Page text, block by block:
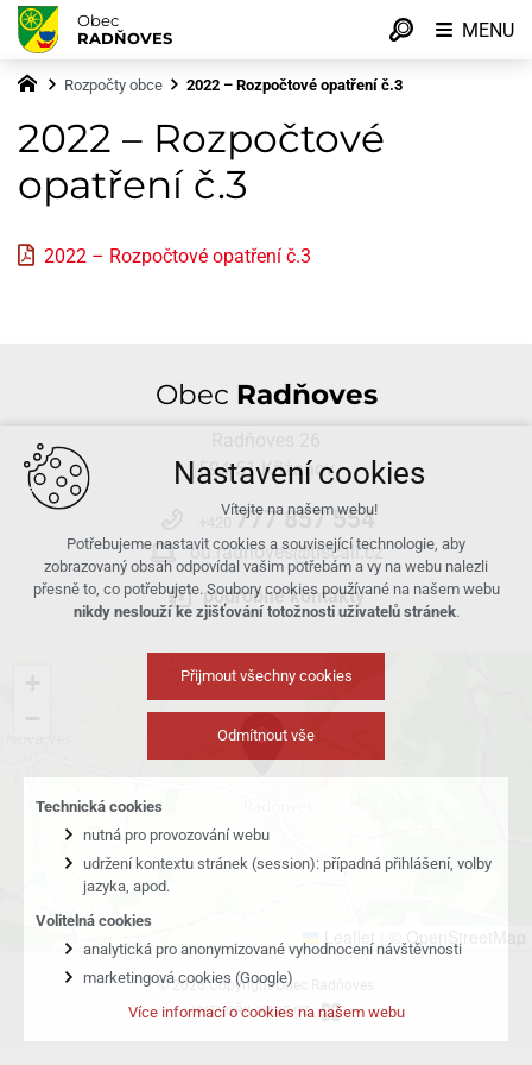
Rozpočty obce 2022 – Rozpočtové opatření č.3
2022 – Rozpočtové
opatření č.3
2022 – Rozpočtové opatření č.3
Obec Radňoves
594 51 Křižanov
777 857 554
ou.radnoves@tiscali.cz
podrobné kontakty
© 2026 Copyright Obec Radňoves
VYTVOŘIL XART.CZ
Obec
RADŇOVES
MENU
Nastavení cookies
Vítejte na našem webu!
Potřebujeme nastavit cookies a související technologie, aby
zobrazovaný obsah odpovídal vašim potřebám a vy na webu nalezli
přesně to, co potřebujete. Soubory cookies používané na našem webu
nikdy neslouží ke zjišťování totožnosti uživatelů stránek.
Přijmout všechny cookies
Odmítnout vše
Technická cookies
nutná pro provozování webu
udržení kontextu stránek (session): případná přihlášení, volby
jazyka, apod.
Volitelná cookies
analytická pro anonymizované vyhodnocení návštěvnosti
marketingová cookies (Google)
Více informací o cookies na našem webu